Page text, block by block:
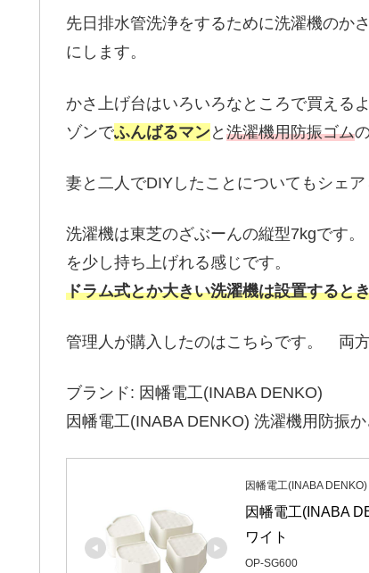
先日排水管洗浄をするために洗濯機のか
にします。
かさ上げ台はいろいろなところで買える
ゾンでふんばるマンと 洗濯機用防振ゴム
妻と二人でDIYしたことについてもシェア
洗濯機は東芝のざぶーんの縦型7kgです
を少し持ち上げれる感じです。
ドラム式とか大きい洗濯機は設置すると
管理人が購入したのはこちらです。 両
ブランド: 因幡電工(INABA DENKO)
因幡電工(INABA DENKO) 洗濯機用防振
因幡電工(INABA DENKO)
因幡電工(INABA
ワイト
OP-SG600